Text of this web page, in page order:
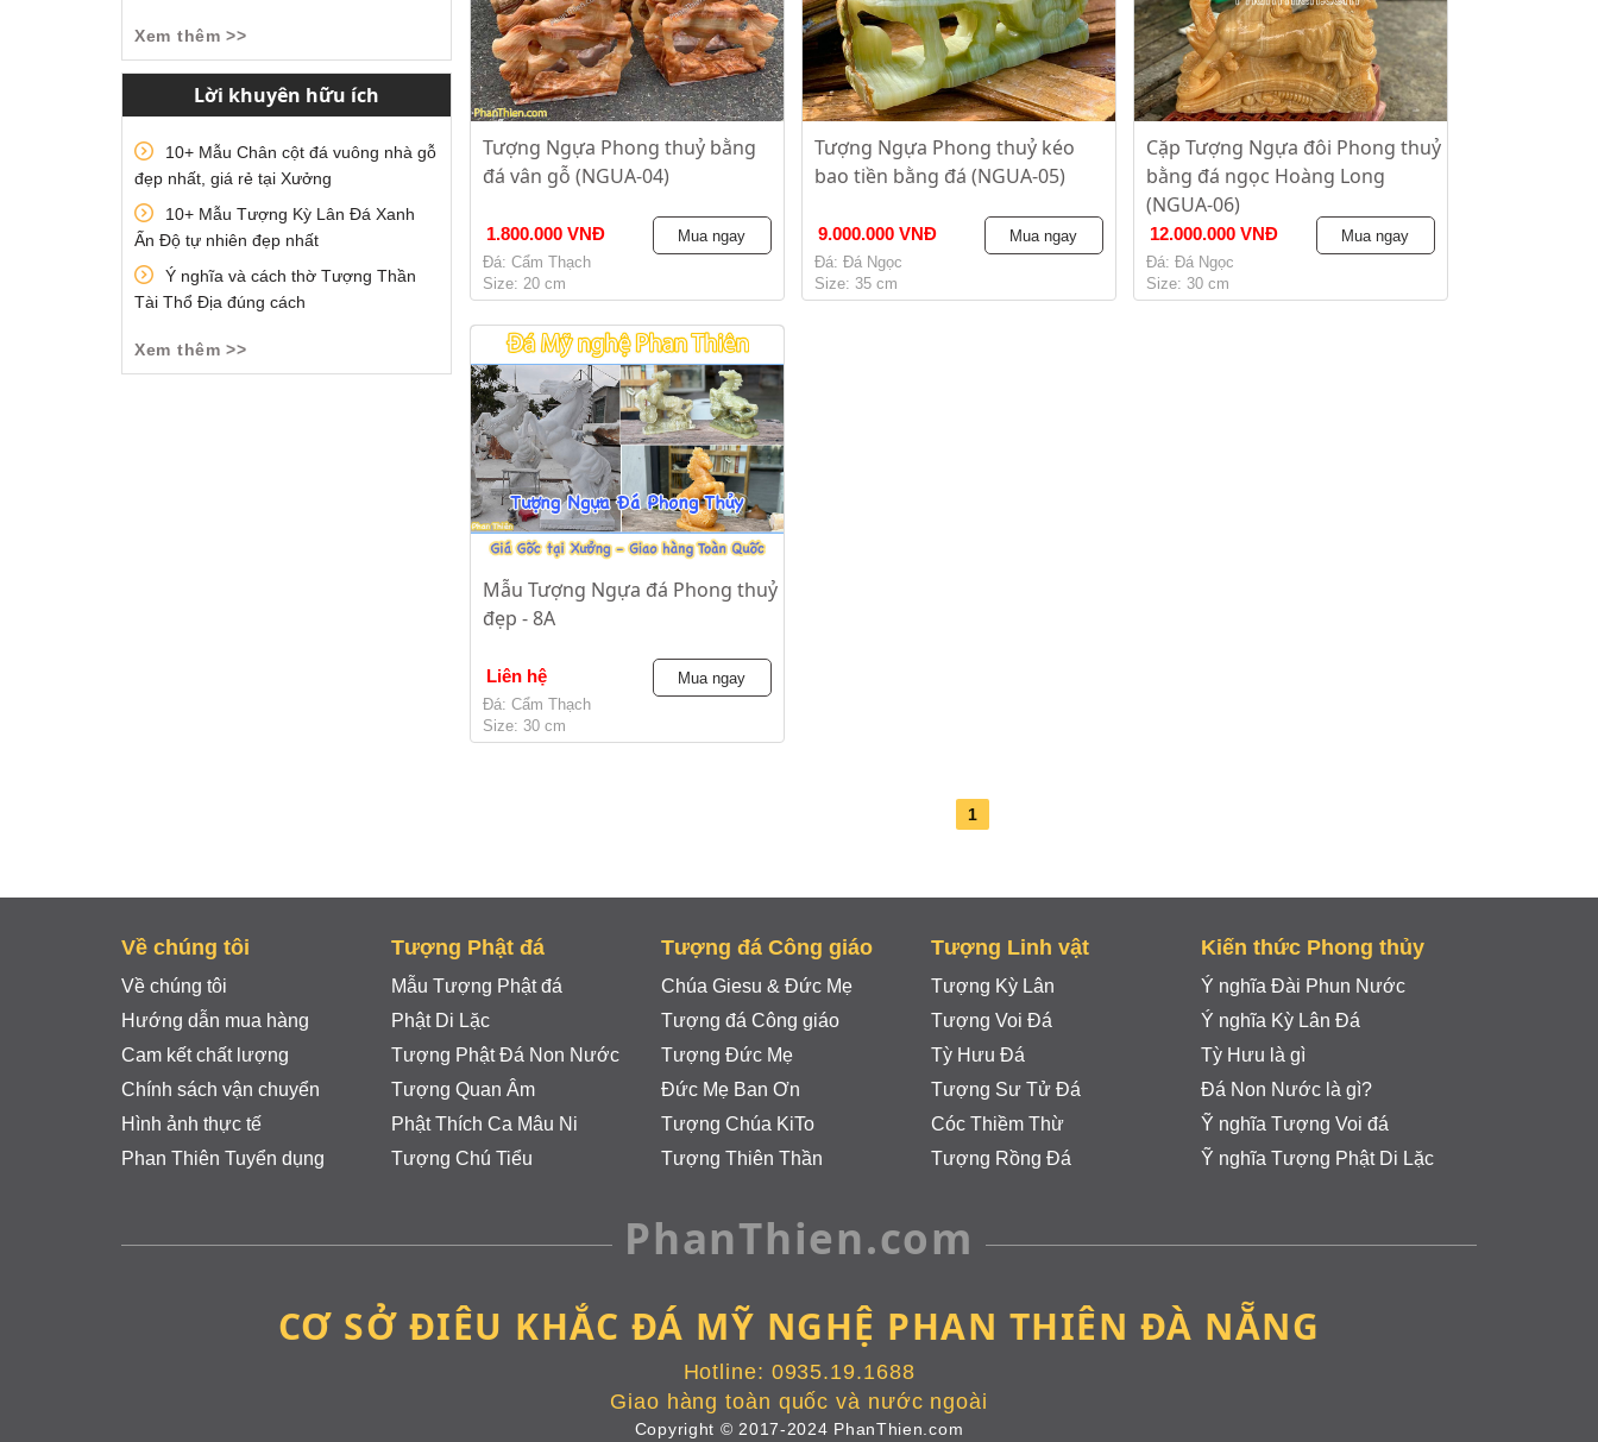
Xem thêm >>
Lời khuyên hữu ích
10+ Mẫu Chân cột đá vuông nhà gỗ
đẹp nhất, giá rẻ tại Xưởng
10+ Mẫu Tượng Kỳ Lân Đá Xanh
Ấn Độ tự nhiên đẹp nhất
Ý nghĩa và cách thờ Tượng Thần
Tài Thổ Địa đúng cách
Xem thêm >>
Tượng Ngựa Phong thuỷ bằng
đá vân gỗ (NGUA-04)
1.800.000 VNĐ
Đá: Cẩm Thạch
Size: 20 cm
Mua ngay
Tượng Ngựa Phong thuỷ kéo
bao tiền bằng đá (NGUA-05)
9.000.000 VNĐ
Đá: Đá Ngọc
Size: 35 cm
Mua ngay
Cặp Tượng Ngựa đôi Phong thuỷ
bằng đá ngọc Hoàng Long
(NGUA-06)
12.000.000 VNĐ
Đá: Đá Ngọc
Size: 30 cm
Mua ngay
Mẫu Tượng Ngựa đá Phong thuỷ
đẹp - 8A
Liên hệ
Đá: Cẩm Thạch
Size: 30 cm
Mua ngay
1
Về chúng tôi
Về chúng tôi
Hướng dẫn mua hàng
Cam kết chất lượng
Chính sách vận chuyển
Hình ảnh thực tế
Phan Thiên Tuyển dụng
Tượng Phật đá
Mẫu Tượng Phật đá
Phật Di Lặc
Tượng Phật Đá Non Nước
Tượng Quan Âm
Phật Thích Ca Mâu Ni
Tượng Chú Tiểu
Tượng đá Công giáo
Chúa Giesu & Đức Mẹ
Tượng đá Công giáo
Tượng Đức Mẹ
Đức Mẹ Ban Ơn
Tượng Chúa KiTo
Tượng Thiên Thần
Tượng Linh vật
Tượng Kỳ Lân
Tượng Voi Đá
Tỳ Hưu Đá
Tượng Sư Tử Đá
Cóc Thiềm Thừ
Tượng Rồng Đá
Kiến thức Phong thủy
Ý nghĩa Đài Phun Nước
Ý nghĩa Kỳ Lân Đá
Tỳ Hưu là gì
Đá Non Nước là gì?
Ỹ nghĩa Tượng Voi đá
Ỹ nghĩa Tượng Phật Di Lặc
PhanThien.com
CƠ SỞ ĐIÊU KHẮC ĐÁ MỸ NGHỆ PHAN THIÊN ĐÀ NẴNG
Hotline: 0935.19.1688
Giao hàng toàn quốc và nước ngoài
Copyright © 2017-2024 PhanThien.com